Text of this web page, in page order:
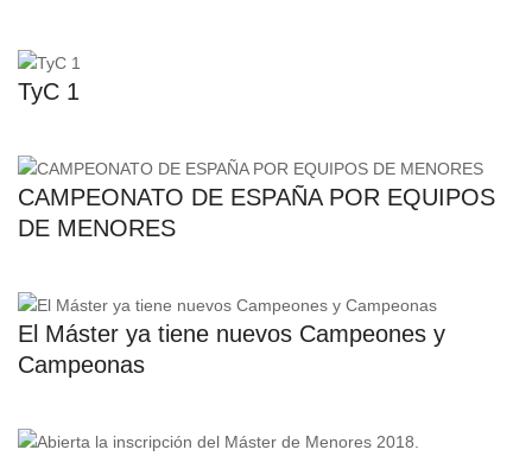
TyC 1
CAMPEONATO DE ESPAÑA POR EQUIPOS
DE MENORES
El Máster ya tiene nuevos Campeones y
Campeonas